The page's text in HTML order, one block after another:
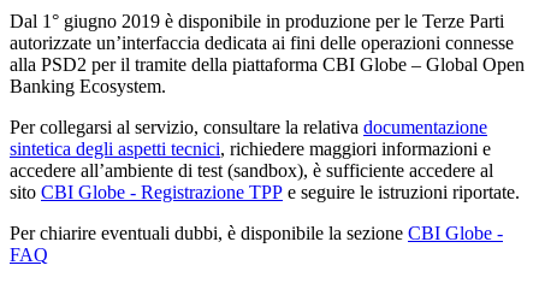
Dal 1° giugno 2019 è disponibile in produzione per le Terze Parti
autorizzate un’interfaccia dedicata ai fini delle operazioni connesse
alla PSD2 per il tramite della piattaforma CBI Globe – Global Open
Banking Ecosystem.
Per collegarsi al servizio, consultare la relativa documentazione
sintetica degli aspetti tecnici, richiedere maggiori informazioni e
accedere all’ambiente di test (sandbox), è sufficiente accedere al
sito CBI Globe - Registrazione TPP e seguire le istruzioni riportate.
Per chiarire eventuali dubbi, è disponibile la sezione CBI Globe -
FAQ